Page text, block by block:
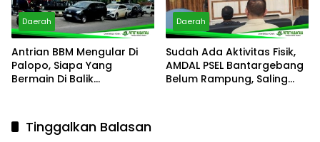
Daerah
Antrian BBM Mengular Di
Palopo, Siapa Yang
Bermain Di Balik
Daerah
Sudah Ada Aktivitas Fisik,
AMDAL PSEL Bantargebang
Belum Rampung, Saling
Tinggalkan Balasan